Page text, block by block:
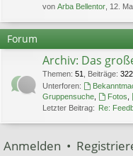
von Arba Bellentor , 12.
Forum
Archiv: Das
Themen: 51 Beiträge: 322
Unterforen:
Gruppensuche
Fotos
Letzter Beitrag: Re:
Anmelden •